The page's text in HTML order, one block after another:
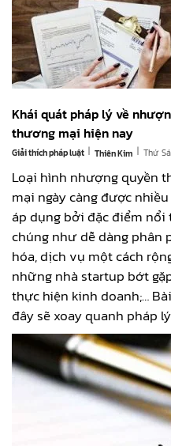
Khái quát pháp lý về
thương mại hiện nay
Giải thích pháp luật | Thiên Kim | Thứ
Loại hình nhượng quyền
mại ngày càng được
áp dụng bởi đặc điểm nổi
chúng như dễ dàng phân
hóa, dịch vụ một cách
những nhà startup bớt
thực hiện kinh doanh;…
đây sẽ xoay quanh pháp